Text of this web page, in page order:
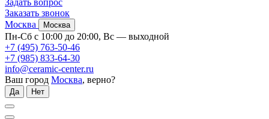
Задать вопрос
Заказать звонок
Москва
Москва
Пн-Сб с 10:00 до 20:00, Вс — выходной
+7 (495) 763-50-46
+7 (985) 833-64-30
info@ceramic-center.ru
Ваш город Москва, верно?
Да Нет